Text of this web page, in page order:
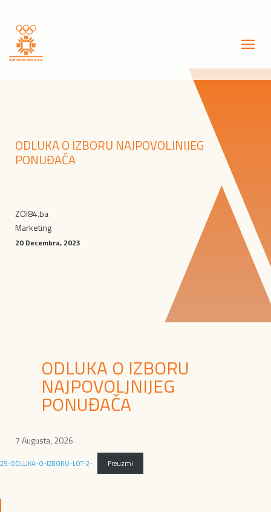
ODLUKA O IZBORU NAJPOVOLJNIJEG
PONUĐAČA
ZOI84.ba
Marketing
20 Decembra, 2023
ODLUKA O IZBORU
NAJPOVOLJNIJEG
PONUĐAČA
7 Augusta, 2026
25-ODLUKA-O-IZBORU-LOT-2- Preuzmi